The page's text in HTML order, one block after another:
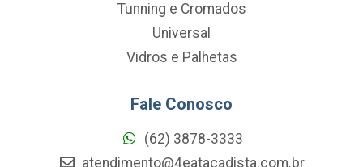
Tunning e Cromados
Universal
Vidros e Palhetas
Fale Conosco
(62) 3878-3333
atendimento@4eatacadista.com.br